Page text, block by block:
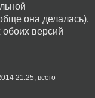
она делалась).
версий
21:25, всего